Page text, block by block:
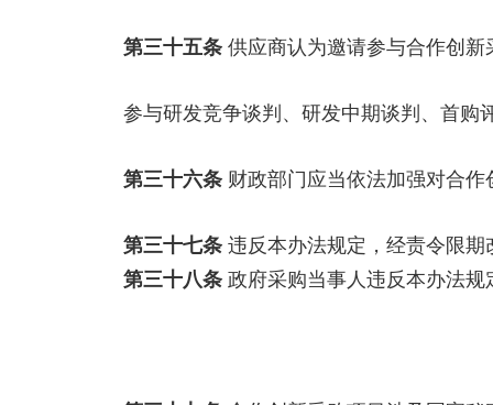
第三十五条 供应商认为邀请参与合作创
参与研发竞争谈判、研发中期谈判、首购
第三十六条 财政部门应当依法加强对合
第三十七条 违反本办法规定，经责令限
第三十八条 政府采购当事人违反本办法